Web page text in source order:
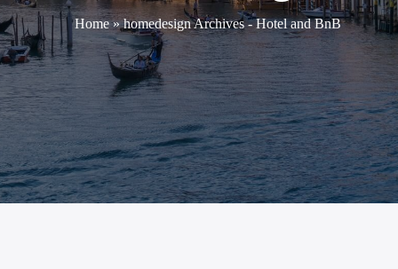
Home»homedesign Archives - Hotel and BnB